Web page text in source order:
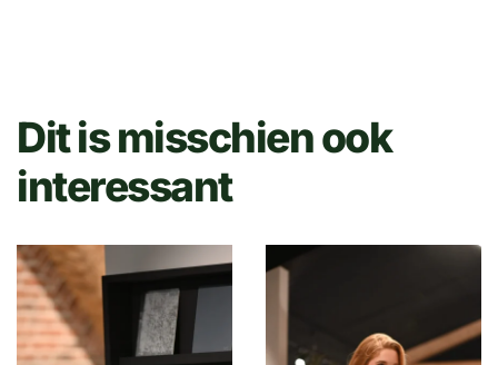
Dit is misschien ook
interessant